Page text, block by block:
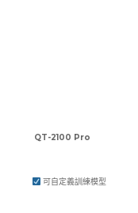
QT-2100 Pro
可自定義訓練模型